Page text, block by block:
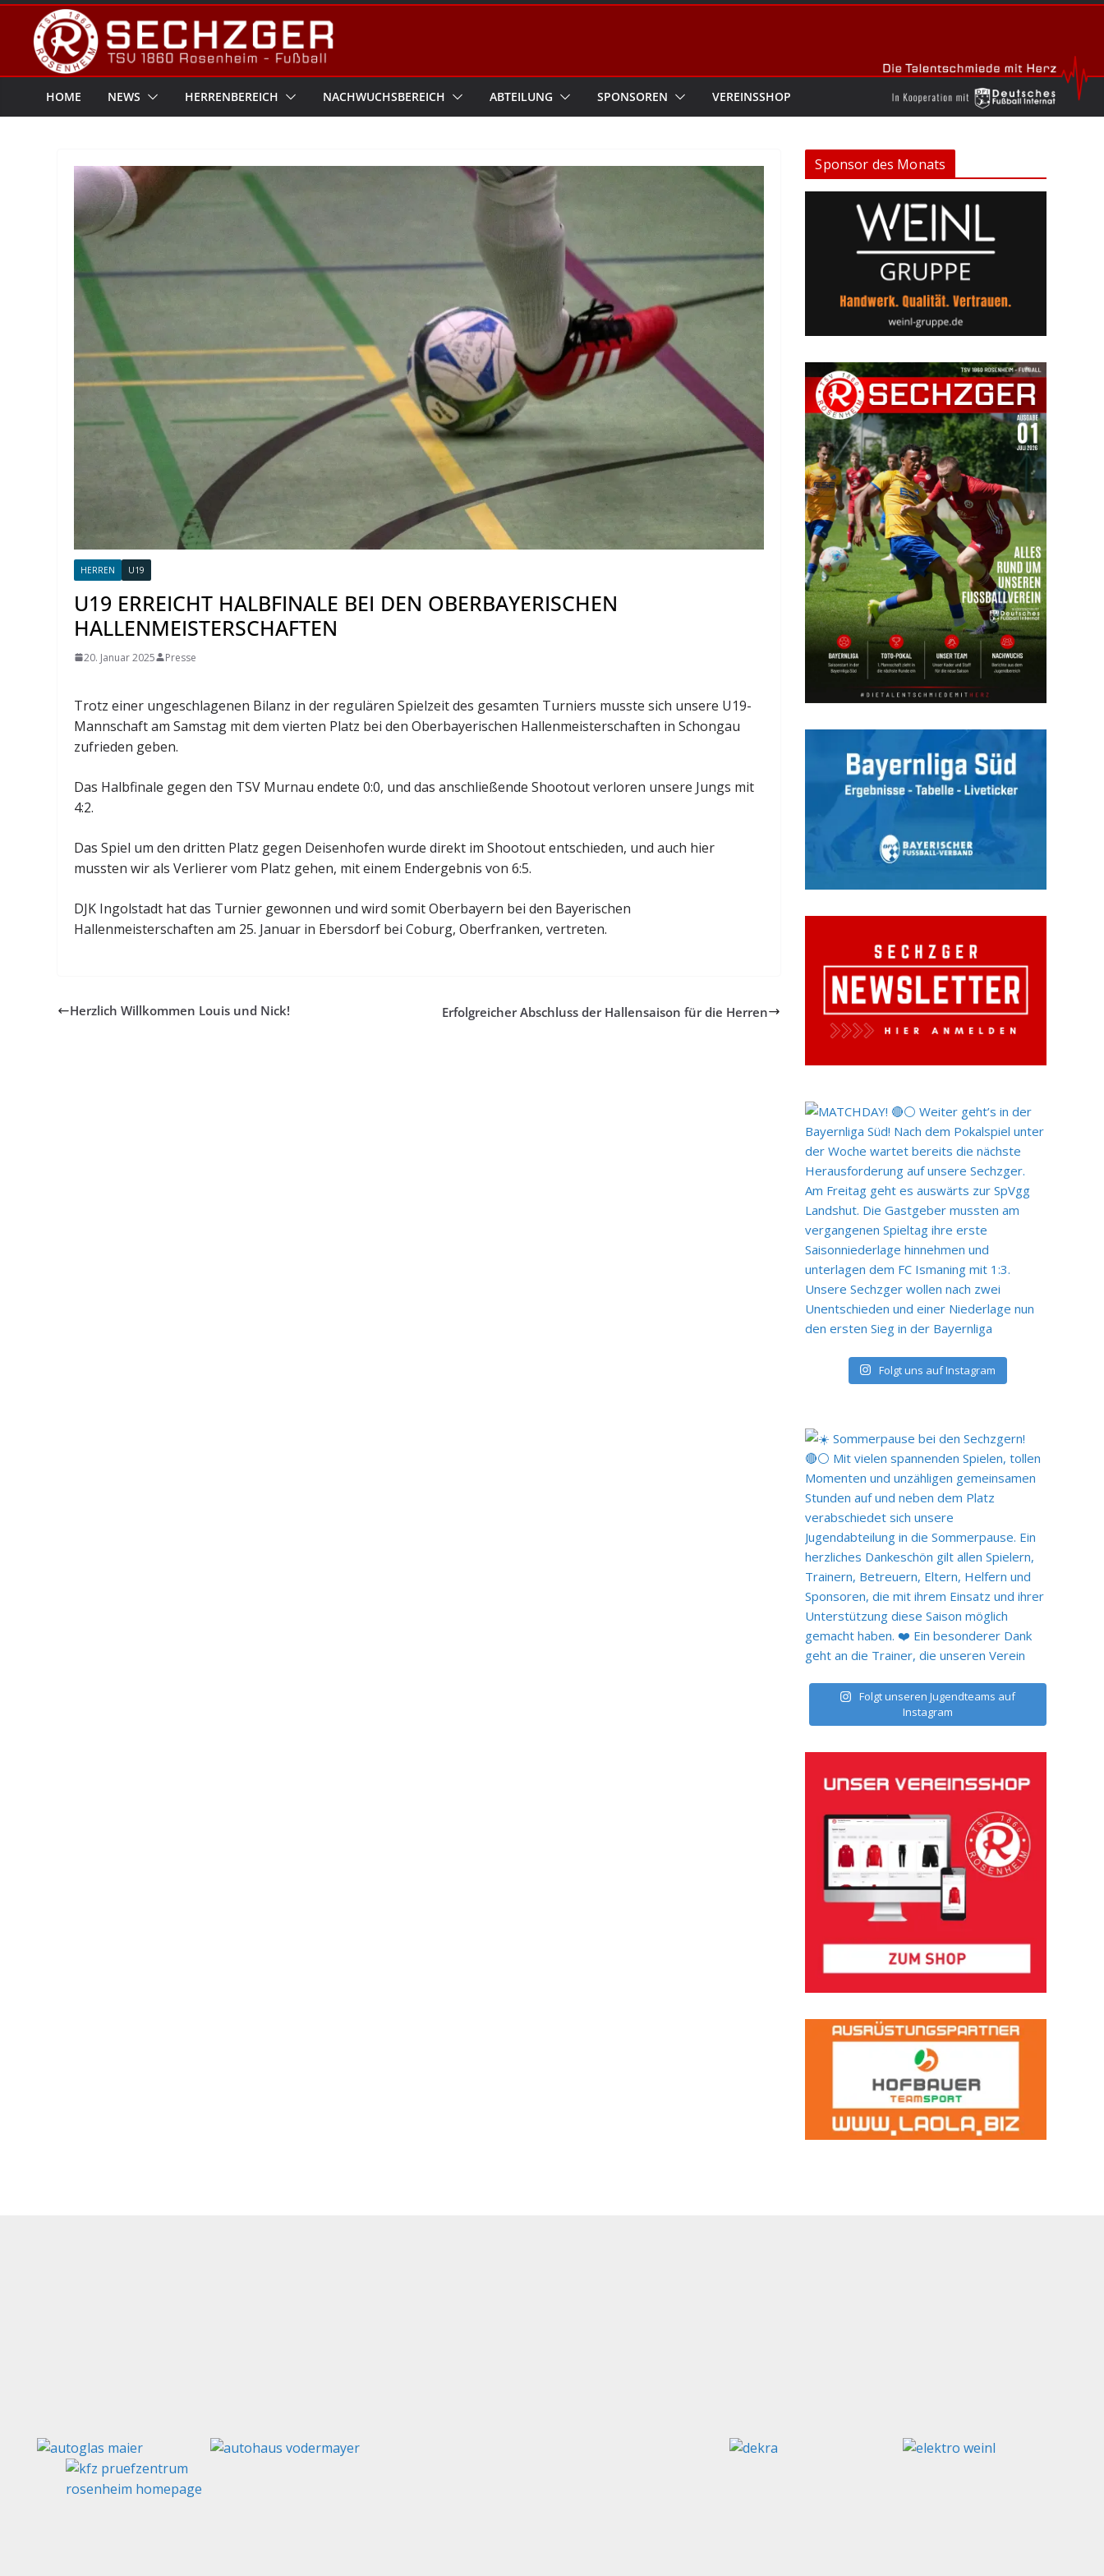
Zum
Inhalt
springen
HOME NEWS HERRENBEREICH NACHWUCHSBEREICH ABTEILUNG SPONSOREN VEREINSSHOP
HERREN U19
U19 ERREICHT HALBFINALE BEI DEN OBERBAYERISCHEN
HALLENMEISTERSCHAFTEN
20. Januar 2025 Presse
Trotz einer ungeschlagenen Bilanz in der regulären Spielzeit des gesamten Turniers musste sich unsere U19-
Mannschaft am Samstag mit dem vierten Platz bei den Oberbayerischen Hallenmeisterschaften in Schongau
zufrieden geben.
Das Halbfinale gegen den TSV Murnau endete 0:0, und das anschließende Shootout verloren unsere Jungs mit
4:2.
Das Spiel um den dritten Platz gegen Deisenhofen wurde direkt im Shootout entschieden, und auch hier
mussten wir als Verlierer vom Platz gehen, mit einem Endergebnis von 6:5.
DJK Ingolstadt hat das Turnier gewonnen und wird somit Oberbayern bei den Bayerischen
Hallenmeisterschaften am 25. Januar in Ebersdorf bei Coburg, Oberfranken, vertreten.
Herzlich Willkommen Louis und Nick! Erfolgreicher Abschluss der Hallensaison für die Herren
Sponsor des Monats
Folgt uns auf Instagram
Folgt unseren Jugendteams auf
Instagram